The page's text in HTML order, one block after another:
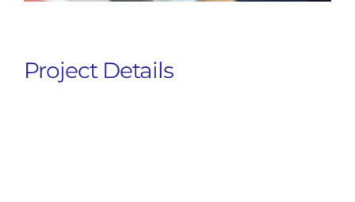
Project Details